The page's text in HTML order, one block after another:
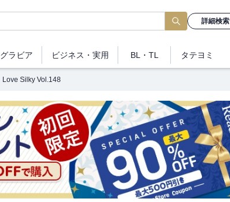
詳細検索
グラビア ビジネス ・実用 BL・TL タテヨミ
Love Silky Vol.148